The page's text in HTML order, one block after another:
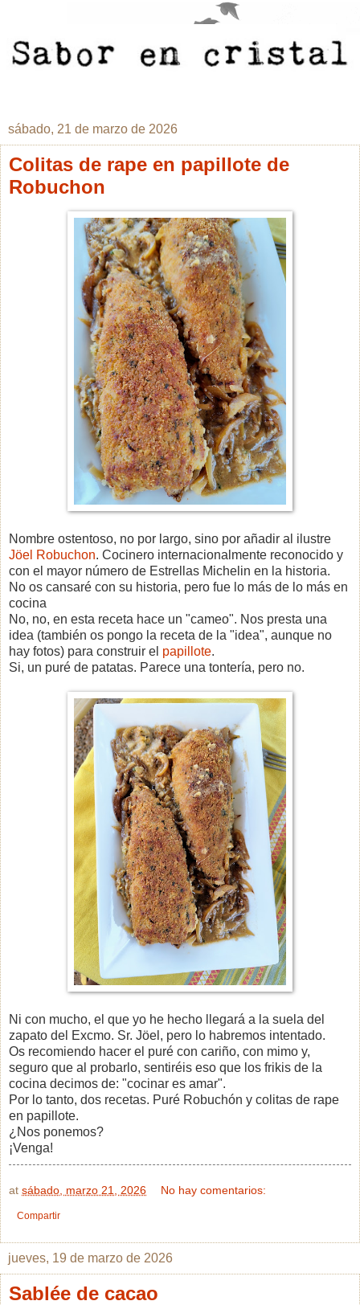
sábado, 21 de marzo de 2026
Colitas de rape en papillote de
Robuchon
Nombre ostentoso, no por largo, sino por añadir al ilustre
Jöel Robuchon. Cocinero internacionalmente reconocido y
con el mayor número de Estrellas Michelin en la historia.
No os cansaré con su historia, pero fue lo más de lo más en
cocina
No, no, en esta receta hace un "cameo". Nos presta una
idea (también os pongo la receta de la "idea", aunque no
hay fotos) para construir el papillote.
Si, un puré de patatas. Parece una tontería, pero no.
Ni con mucho, el que yo he hecho llegará a la suela del
zapato del Excmo. Sr. Jöel, pero lo habremos intentado.
Os recomiendo hacer el puré con cariño, con mimo y,
seguro que al probarlo, sentiréis eso que los frikis de la
cocina decimos de: "cocinar es amar".
Por lo tanto, dos recetas. Puré Robuchón y colitas de rape
en papillote.
¿Nos ponemos?
¡Venga!
at sábado, marzo 21, 2026 No hay comentarios:
Compartir
jueves, 19 de marzo de 2026
Sablée de cacao